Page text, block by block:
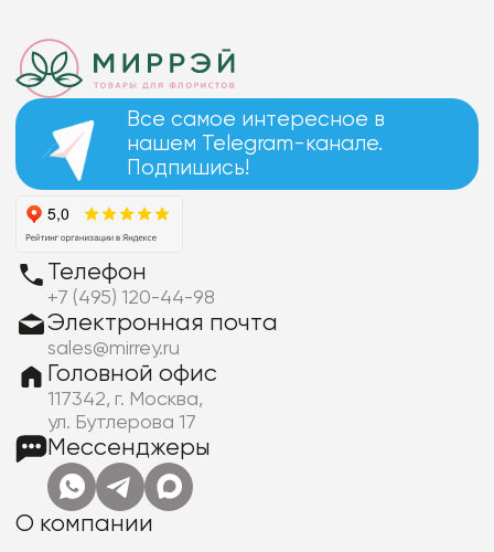
Все самое интересное в
нашем Telegram-канале.
Подпишись!
Телефон
+7 (495) 120-44-98
Электронная почта
sales@mirrey.ru
Головной офис
117342, г. Москва,
ул. Бутлерова 17
Мессенджеры
О компании